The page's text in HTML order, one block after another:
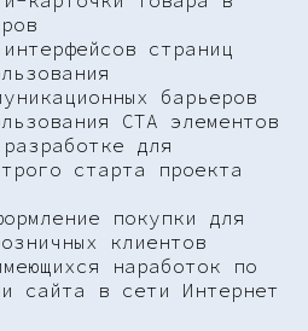
страниц
барьеров
CTA элементов
для
старта проекта
покупки для
клиентов
наработок по
сайта в сети Интернет